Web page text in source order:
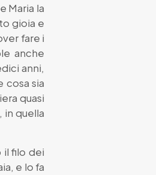
Maria la
gioia e
fare i
anche
anni,
cosa sia
quasi
in quella
il filo dei
e lo fa